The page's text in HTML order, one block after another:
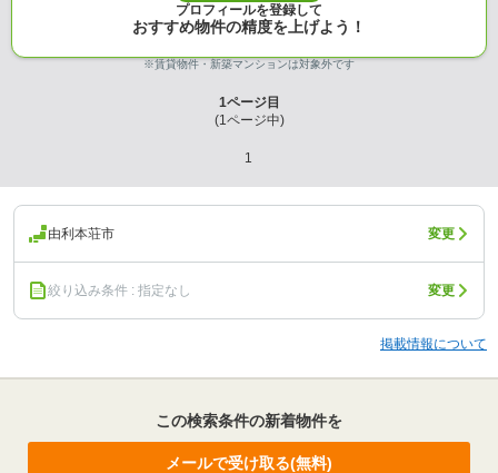
プロフィールを登録して
おすすめ物件の精度を上げよう！
※賃貸物件・新築マンションは対象外です
1ページ目
(1ページ中)
1
由利本荘市 変更
絞り込み条件 : 指定なし 変更
掲載情報について
この検索条件の新着物件を
メールで受け取る(無料)